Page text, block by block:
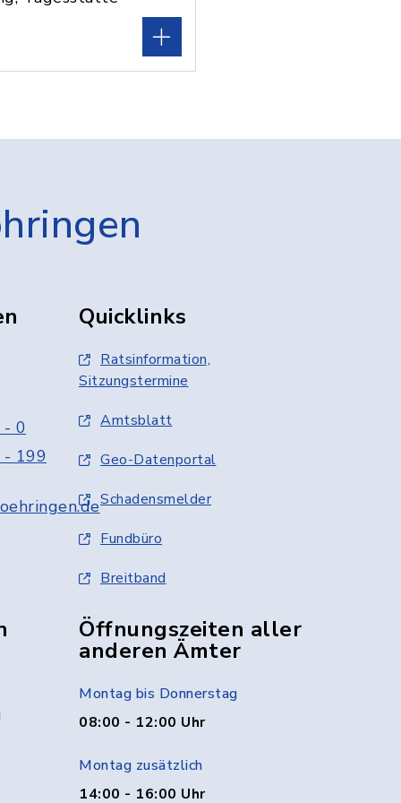
0
199
Quicklinks
Ratsinformation,
Sitzungstermine
Amtsblatt
Geo-Datenportal
Schadensmelder
Fundbüro
Breitband
Öffnungszeiten aller
anderen Ämter
Montag bis Donnerstag
08:00 - 12:00 Uhr
Montag zusätzlich
14:00 - 16:00 Uhr